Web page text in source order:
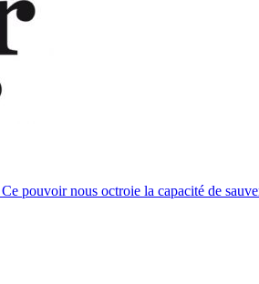
pouvoir nous octroie la capacité de